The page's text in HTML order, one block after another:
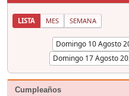
LISTA MES SEMANA
Cumpleaños